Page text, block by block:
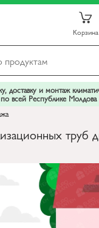
Корзина
доставку и монтаж
по всей Республике Молдова
труб